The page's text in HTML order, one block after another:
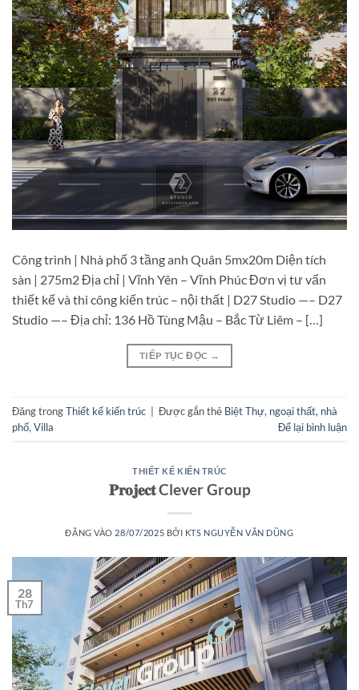
Công trình | Nhà phố 3 tầng anh Quân 5mx20m Diện tích
sàn | 275m2 Địa chỉ | Vĩnh Yên – Vĩnh Phúc Đơn vị tư vấn
thiết kế và thi công kiến trúc – nội thất | D27 Studio —– D27
Studio —– Địa chỉ: 136 Hồ Tùng Mậu – Bắc Từ Liêm – […]
TIẾP TỤC ĐỌC →
Đăng trongThiết kế kiến trúc Được gắn thẻ Biệt Thự, ngoại thất, nhà
phố, Villa Để lại bình luận
THIẾT KẾ KIẾN TRÚC
𝐏𝐫𝐨𝐣𝐞𝐜𝐭 Clever Group
ĐĂNG VÀO 28/07/2025 BỞI KTS NGUYỄN VĂN DŨNG
28
Th7